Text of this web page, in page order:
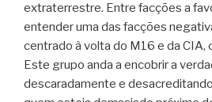
extraterrestre. Entre facções a
entender uma das facções
centrado à volta do M16 e da CIA,
Este grupo anda a encobrir a
descaradamente e